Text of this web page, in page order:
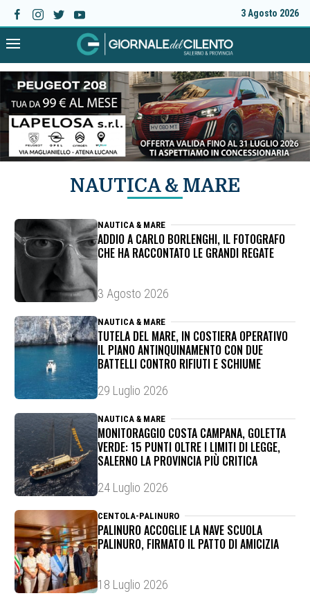
3 Agosto 2026
NAUTICA & MARE
NAUTICA & MARE
ADDIO A CARLO BORLENGHI, IL FOTOGRAFO
CHE HA RACCONTATO LE GRANDI REGATE
3 Agosto 2026
NAUTICA & MARE
TUTELA DEL MARE, IN COSTIERA OPERATIVO
IL PIANO ANTINQUINAMENTO CON DUE
BATTELLI CONTRO RIFIUTI E SCHIUME
29 Luglio 2026
NAUTICA & MARE
MONITORAGGIO COSTA CAMPANA, GOLETTA
VERDE: 15 PUNTI OLTRE I LIMITI DI LEGGE,
SALERNO LA PROVINCIA PIÙ CRITICA
24 Luglio 2026
CENTOLA-PALINURO
PALINURO ACCOGLIE LA NAVE SCUOLA
PALINURO, FIRMATO IL PATTO DI AMICIZIA
18 Luglio 2026